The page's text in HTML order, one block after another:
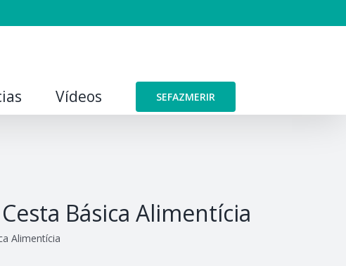
Vídeos SEFAZMERIR
Básica Alimentícia
Alimentícia